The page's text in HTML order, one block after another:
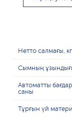
Нетто салмағы, кг
Сымның
Автоматты
саны
Тұрғын үй